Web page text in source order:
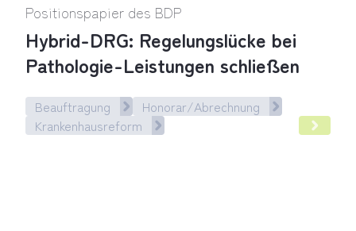
Positionspapier des BDP
Hybrid-DRG: Regelungslücke bei
Pathologie-Leistungen schließen
Beauftragung
Honorar/Abrechnung
Krankenhausreform